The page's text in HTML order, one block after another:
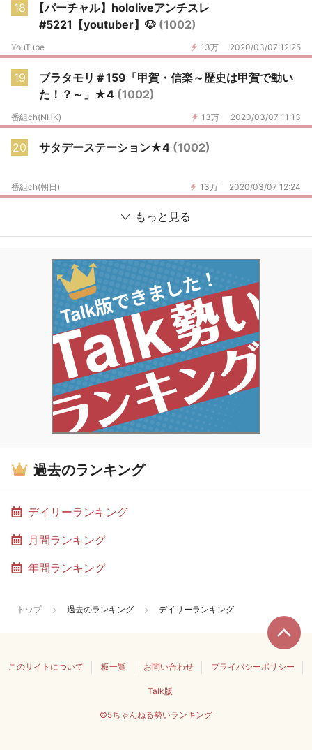
18
【バーチャル】hololiveアンチスレ
#5221【youtuber】🐶 (1002)
13万 2020/03/07 12:25
YouTube
19
ブラタモリ＃159「甲賀・信楽～歴史は甲賀で動い
た！？～」★4 (1002)
13万 2020/03/07 11:13
番組ch(NHK)
20 サタデーステーション★4 (1002)
13万 2020/03/07 12:24
番組ch(朝日)
もっと見る
過去のランキング
デイリーランキング
月間ランキング
年間ランキング
トップ 過去のランキング デイリーランキング
このサイトについて 板一覧 お問い合わせ プライバシーポリシー
Talk版
©5ちゃんねる勢いランキング